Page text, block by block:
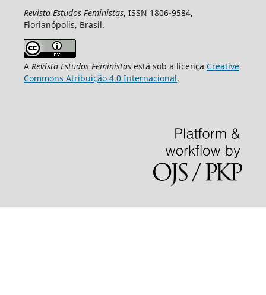
Revista Estudos Feministas, ISSN 1806-9584,
Florianópolis, Brasil.
A Revista Estudos Feministasestá sob a licença Creative
Commons Atribuição 4.0 Internacional.